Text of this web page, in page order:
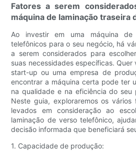
Fatores a serem
máquina de laminação traseira
Ao investir em uma máquina de
telefônicos para o seu negócio, há
a serem considerados para
suas necessidades específicas. Quer
start-up ou uma empresa de
encontrar a máquina certa pode ter
na qualidade e na eficiência do seu
Neste guia, exploraremos os
levados em consideração ao
laminação de verso telefônico,
decisão informada que beneficiará
1. Capacidade de produção: